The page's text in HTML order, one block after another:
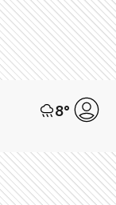
8°